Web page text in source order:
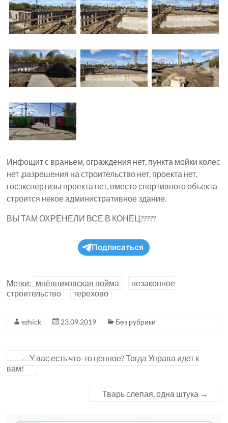
Инфощит с враньем, ограждения нет, пункта мойки колес
нет ,разрешения на строительство нет, проекта нет,
госэкспертизы проекта нет, вместо спортивного объекта
строится некое административное здание.
ВЫ ТАМ ОХРЕНЕЛИ ВСЕ В КОНЕЦ?????
Подписаться
Метки: мнёвниковская пойма
незаконное
строительство
терехово
ezhick 23.09.2019 Без рубрики
← У вас есть что-то ценное? Тогда Управа идет к
вам!
Тварь слепая, одна штука →